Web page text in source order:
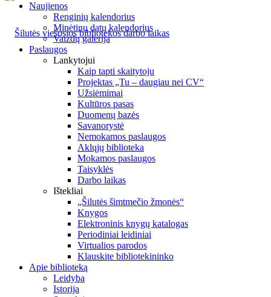
Naujienos
Renginių kalendorius
Minėtinų datų kalendorius
Vaizdų galerija
Paslaugos
Lankytojui
Kaip tapti skaitytoju
Projektas „Tu – daugiau nei CV“
Užsiėmimai
Kultūros pasas
Duomenų bazės
Savanorystė
Nemokamos paslaugos
Aklųjų biblioteka
Mokamos paslaugos
Taisyklės
Darbo laikas
Ištekliai
„Šilutės šimtmečio žmonės“
Knygos
Elektroninis knygų katalogas
Periodiniai leidiniai
Virtualios parodos
Klauskite bibliotekininko
Apie biblioteką
Leidyba
Istorija